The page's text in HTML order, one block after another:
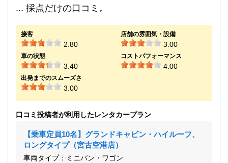
... 採点だけの口コミ。
接客
2.80
店舗の雰囲気・設備
3.00
車の状態
3.40
コストパフォーマンス
4.00
出発までのスムーズさ
3.00
口コミ投稿者が利用したレンタカープラン
【乗車定員10名】グランドキャビン・ハイルーフ、
ロングタイプ（宮古空港店）
車両タイプ：ミニバン・ワゴン